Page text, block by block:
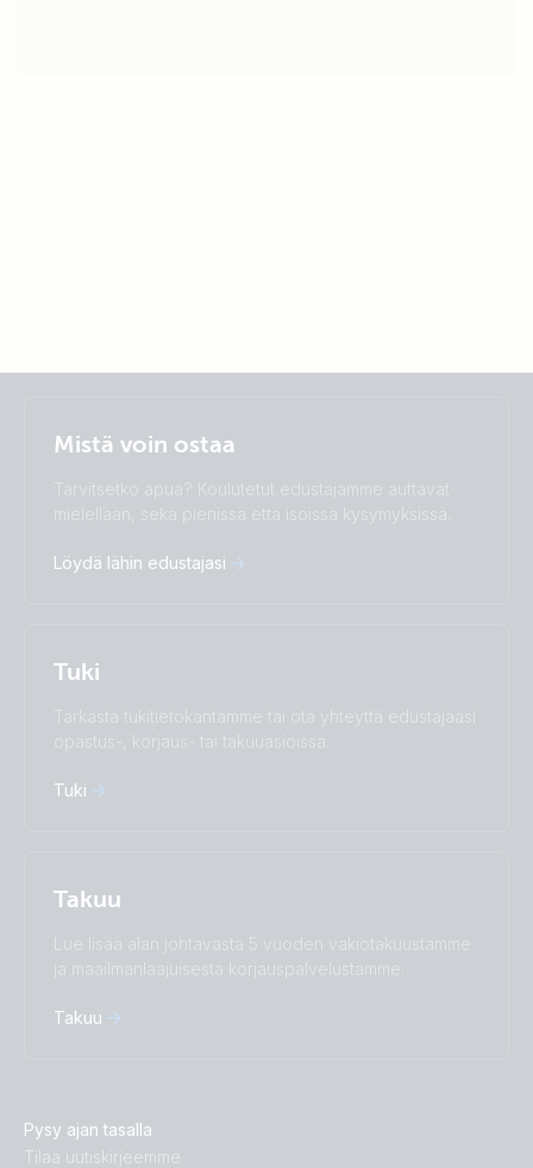
Suomalainen
Change language
Čeština
Dansk
Español
Türkçe
Ελληνικά
Русский
Українська
Mistä voin ostaa
Tarvitsetko apua? Koulutetut edustajamme auttavat
mielellään, sekä pienissä että isoissa kysymyksissä.
Löydä lähin edustajasi
Tuki
Tarkasta tukitietokantamme tai ota yhteyttä edustajaasi
opastus-, korjaus- tai takuuasioissa.
Tuki
Takuu
Lue lisää alan johtavasta 5 vuoden vakiotakuustamme
ja maailmanlaajuisesta korjauspalvelustamme.
Takuu
Pysy ajan tasalla
Tilaa uutiskirjeemme